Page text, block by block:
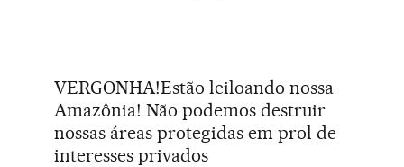
VERGONHA!Estão leiloando nossa
Amazônia! Não podemos destruir
nossas áreas protegidas em prol de
interesses privados